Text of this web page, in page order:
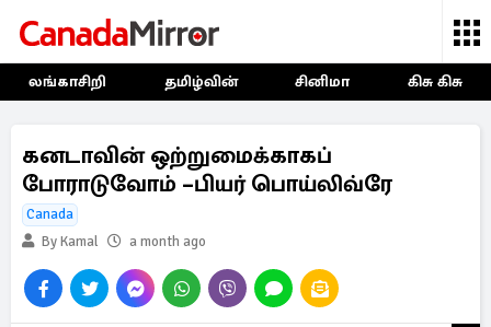
லங்காசிறி தமிழ்வின் சினிமா கிசு கிசு
கனடாவின் ஒற்றுமைக்காகப்
போராடுவோம் –பியர் பொய்லிவ்ரே
Canada
By Kamal
a month ago